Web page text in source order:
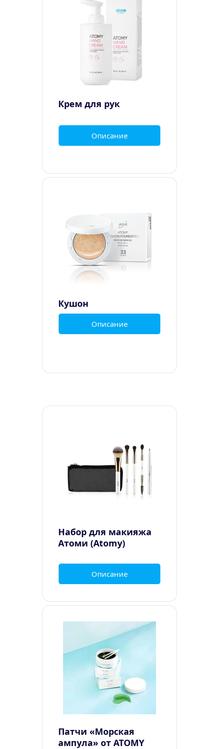
Крем для рук
Описание
Кушон
Описание
Набор для макияжа
Атоми (Atomy)
Описание
Патчи «Морская
ампула» от ATOMY